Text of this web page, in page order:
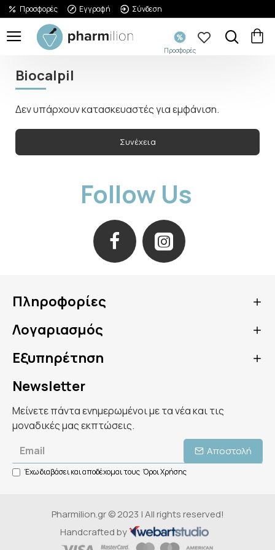
Προσφορές Εγγραφή Σύνδεση
Προσφορές
Biocalpil
Δεν υπάρχουν κατασκευαστές για εμφάνιση.
Συνέχεια
Follow Us
Πληροφορίες
Λογαριασμός
Εξυπηρέτηση
Newsletter
Μείνετε πάντα ενημερωμένοι με τα νέα και τις
μοναδικές μας εκπτώσεις.
Αποστολή
Έχω διαβάσει και αποδέχομαι τους Όροι Χρήσης
Pharmilion.gr © 2023 | All rights reserved!
Handcrafted by